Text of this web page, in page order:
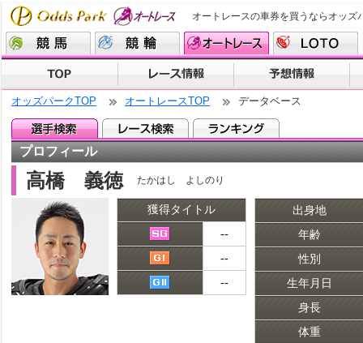
オートレースの車券を買うならオッズ
オッズパークTOP オートレースTOP データベース
プロフィール
高橋 義徳 たかはし よしのり
獲得タイトル
--
--
--
出身地
年齢
性別
生年月日
身長
体重